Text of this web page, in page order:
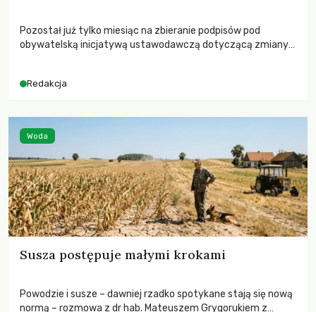
Pozostał już tylko miesiąc na zbieranie podpisów pod
obywatelską inicjatywą ustawodawczą dotyczącą zmiany
niezwykle korzystne rozwiązania dla przyrody i zwierząt,
funkcjonowania łowiectwa w Polsce.
Redakcja
Susza postępuje małymi krokami
Powodzie i susze – dawniej rzadko spotykane stają się nową
normą – rozmowa z dr hab. Mateuszem Grygorukiem z
Woda